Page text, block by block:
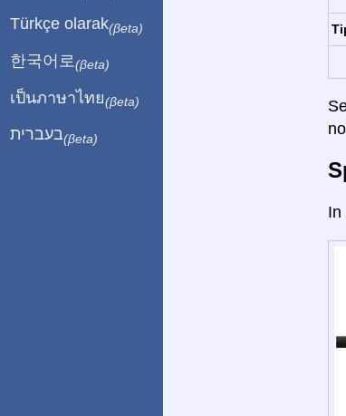
In
Türkçe olarak(βeta)
한국어로 (βeta)
เป็นภาษาไทย(βeta)
בעברית(βeta)